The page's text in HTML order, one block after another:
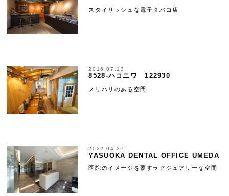
スタイリッシュな電子タバコ店
2016.07.13
8528-ハコニワ 122930
メリハリのある空間
2022.04.27
YASUOKA DENTAL OFFICE UMEDA
医院のイメージを覆すラグジュアリーな空間